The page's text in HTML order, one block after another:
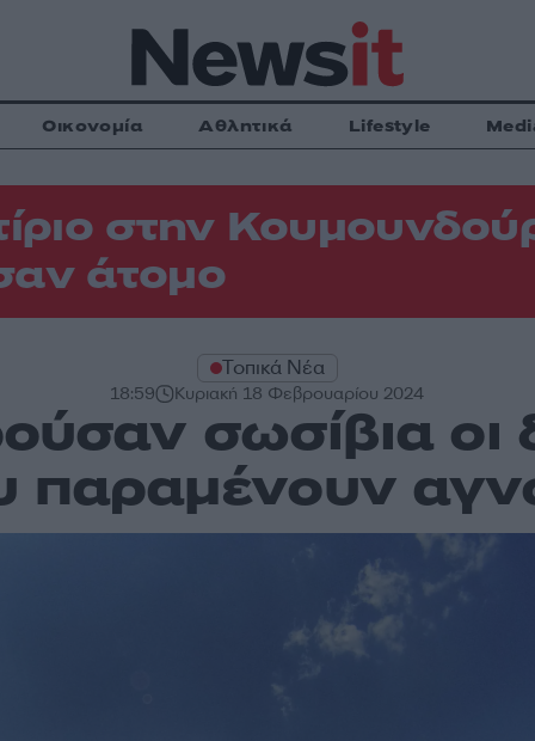
Οικονομία Αθλητικά Lifestyle
στην
άτομο
Τοπικά Νέα
18:59 Κυριακή 18 Φεβρουαρίου 2024
σωσίβια οι
παραμένουν